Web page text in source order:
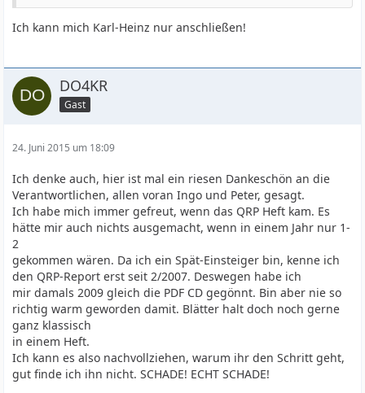
Ich kann mich Karl-Heinz nur anschließen!
DO4KR
Gast
24. Juni 2015 um 18:09
Ich denke auch, hier ist mal ein riesen Dankeschön an die
Verantwortlichen, allen voran Ingo und Peter, gesagt.
Ich habe mich immer gefreut, wenn das QRP Heft kam. Es
hätte mir auch nichts ausgemacht, wenn in einem Jahr nur 1-
2
gekommen wären. Da ich ein Spät-Einsteiger bin, kenne ich
den QRP-Report erst seit 2/2007. Deswegen habe ich
mir damals 2009 gleich die PDF CD gegönnt. Bin aber nie so
richtig warm geworden damit. Blätter halt doch noch gerne
ganz klassisch
in einem Heft.
Ich kann es also nachvollziehen, warum ihr den Schritt geht,
gut finde ich ihn nicht. SCHADE! ECHT SCHADE!